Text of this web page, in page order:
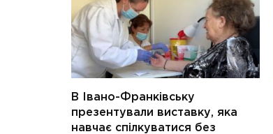
В Івано-Франківську
презентували виставку, яка
навчає спілкуватися без